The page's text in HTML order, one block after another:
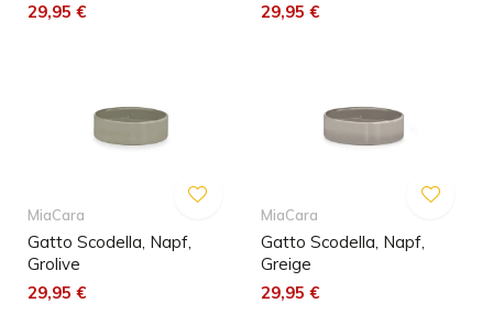
29,95 €
29,95 €
MiaCara
Gatto Scodella, Napf,
Grolive
29,95 €
MiaCara
Gatto Scodella, Napf,
Greige
29,95 €